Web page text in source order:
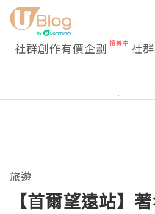
社群創作有價企劃 社
旅遊
【首爾望遠站】